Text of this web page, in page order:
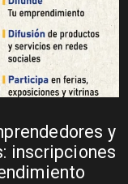
y
inscripciones